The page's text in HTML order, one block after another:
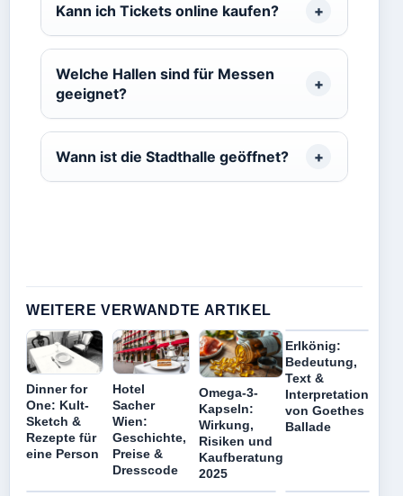
Kann ich Tickets online kaufen?
Welche Hallen sind für Messen
geeignet?
Wann ist die Stadthalle geöffnet?
WEITERE VERWANDTE ARTIKEL
Dinner for
One: Kult-
Sketch &
Rezepte für
eine Person
Hotel
Sacher
Wien:
Geschichte,
Preise &
Dresscode
Omega-3-
Kapseln:
Wirkung,
Risiken und
Kaufberatung
2025
Erlkönig:
Bedeutung,
Text &
Interpretation
von Goethes
Ballade